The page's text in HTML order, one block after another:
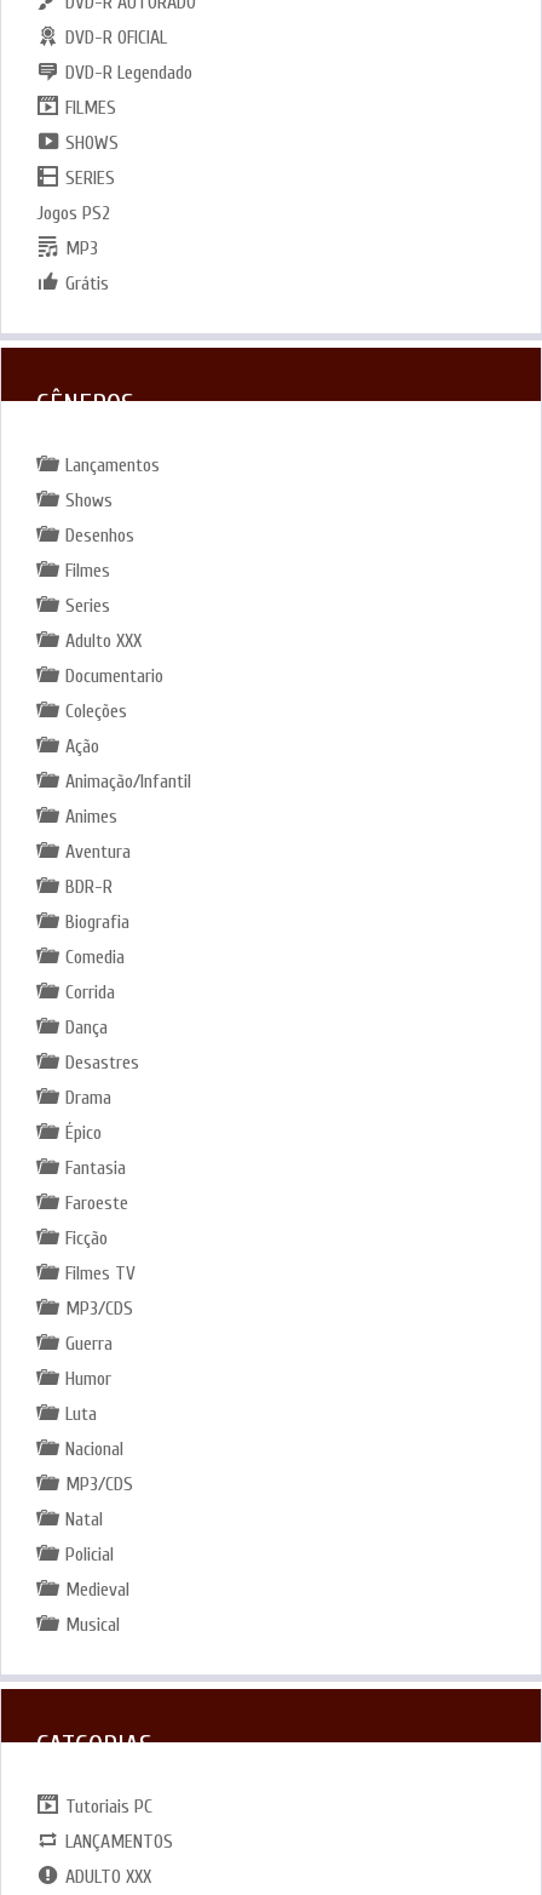
DVD-R OFICIAL
DVD-R Legendado
FILMES
SHOWS
SERIES
Jogos PS2
MP3
Grátis
GÊNEROS
Lançamentos
Shows
Desenhos
Filmes
Series
Adulto XXX
Documentario
Coleções
Ação
Animação/Infantil
Animes
Aventura
BDR-R
Biografia
Comedia
Corrida
Dança
Desastres
Drama
Épico
Fantasia
Faroeste
Ficção
Filmes TV
MP3/CDS
Guerra
Humor
Luta
Nacional
MP3/CDS
Natal
Policial
Medieval
Musical
CATGORIAS
Tutoriais PC
LANÇAMENTOS
ADULTO XXX